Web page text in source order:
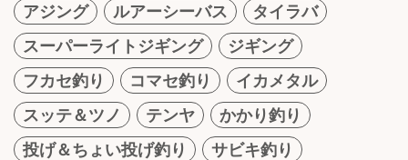
アジング
ルアーシーバス
タイラバ
スーパーライトジギング
ジギング
フカセ釣り
コマセ釣り
イカメタル
スッテ＆ツノ
テンヤ
かかり釣り
投げ＆ちょい投げ釣り
サビキ釣り